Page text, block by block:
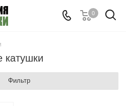
0
катушки
Фильтр